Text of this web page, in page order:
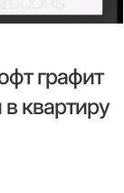
графит
квартиру